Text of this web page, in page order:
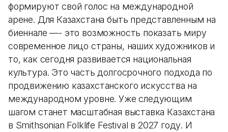
формируют свой голос на международной
арене. Для Казахстана быть представленным на
биеннале —- это возможность показать миру
современное лицо страны, наших художников и
то, как сегодня развивается национальная
культура. Это часть долгосрочного подхода по
продвижению казахстанского искусства на
международном уровне. Уже следующим
шагом станет масштабная выставка Казахстана
в Smithsonian Folklife Festival в 2027 году. И